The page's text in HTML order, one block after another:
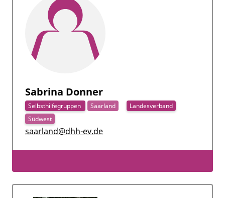
Sabrina Donner
Selbsthilfegruppen Saarland
Landesverband
Südwest
saarland@dhh-ev.de